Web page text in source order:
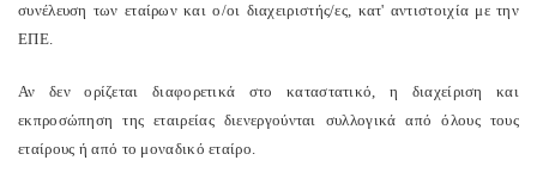
συνέλευση των εταίρων και ο/οι διαχειριστής/ες, κατ' αντιστοιχία με την
ΕΠΕ.
Αν δεν ορίζεται διαφορετικά στο καταστατικό, η διαχείριση και
εκπροσώπηση της εταιρείας διενεργούνται συλλογικά από όλους τους
εταίρους ή από το μοναδικό εταίρο.